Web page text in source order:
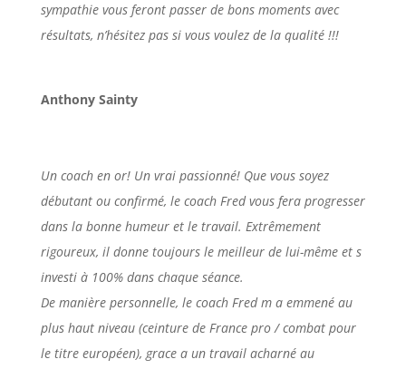
sympathie vous feront passer de bons moments avec
résultats, n’hésitez pas si vous voulez de la qualité !!!
Anthony Sainty
Un coach en or! Un vrai passionné! Que vous soyez
débutant ou confirmé, le coach Fred vous fera progresser
dans la bonne humeur et le travail. Extrêmement
rigoureux, il donne toujours le meilleur de lui-même et s
investi à 100% dans chaque séance.
De manière personnelle, le coach Fred m a emmené au
plus haut niveau (ceinture de France pro / combat pour
le titre européen), grace a un travail acharné au